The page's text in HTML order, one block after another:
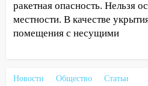
08:21 В Заволжском
велосипеда
погода в четверг
ракетная опасность. Нельзя
местности. В качестве
помещения с несущими
Новости Общество
Статьи